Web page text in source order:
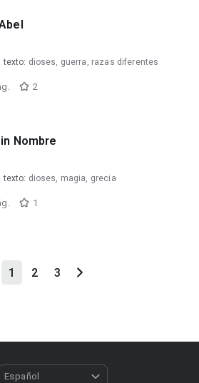
texto: dioses, guerra, razas diferentes
2
Nombre
texto: dioses, magia, grecia
1
1 2 3
Español